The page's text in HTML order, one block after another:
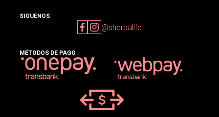
SIGUENOS
@sherpalife
MÉTODOS DE PAGO